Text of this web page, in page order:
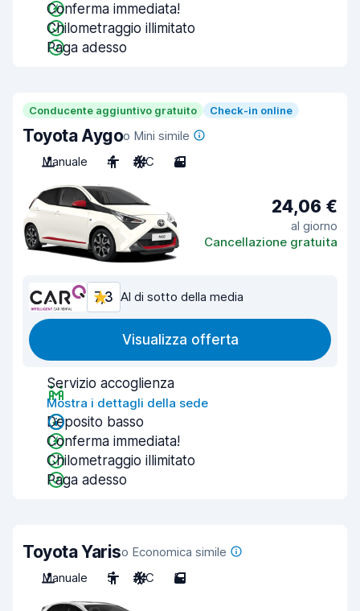
Conferma immediata!
Chilometraggio illimitato
Paga adesso
Conducente aggiuntivo gratuito Check-in online
Toyota Aygoo Mini simile
Manuale
4 A/C 3
24,06 €
al giorno
Cancellazione gratuita
7,3 Al di sotto della media
Visualizza offerta
Servizio accoglienza
Mostra i dettagli della sede
Deposito basso
Conferma immediata!
Chilometraggio illimitato
Paga adesso
Toyota Yariso Economica simile
Manuale
5 A/C 5